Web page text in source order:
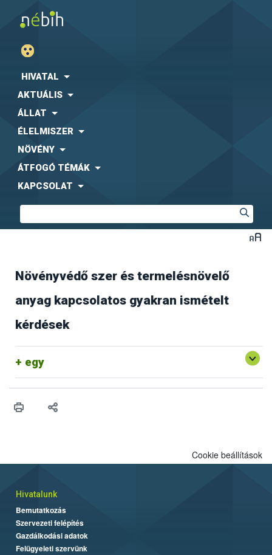
HIVATAL
AKTUÁLIS
ÁLLAT
ÉLELMISZER
NÖVÉNY
ÁTFOGÓ TÉMÁK
KAPCSOLAT
Növényvédő szer és termelésnövelő
anyag kapcsolatos gyakran ismételt
kérdések
egy
Cookie beállítások
Hivatalunk
Bemutatkozás
Szervezeti felépítés
Gazdálkodási adatok
Felügyeleti szervünk